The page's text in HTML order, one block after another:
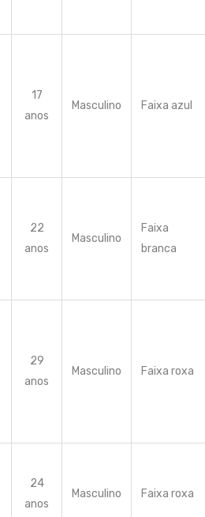
17
anos
Masculino Faixa azul
22
anos
Masculino
Faixa
branca
29
anos
Masculino Faixa roxa
24
anos
Masculino Faixa roxa